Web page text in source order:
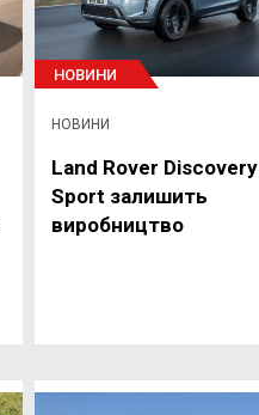
НОВИНИ
НОВИНИ
Land Rover Discovery
Sport залишить
виробництво